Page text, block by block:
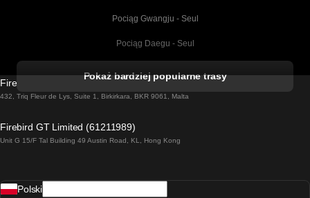
Pociąg Gwangju - Seul
Pociąg Daegu - Seul
Pociąg Dublin - Galway
Pociąg Rzym - Neapol
Pokaż bardziej popularne trasy
Firebird GT Limited (OC 1451)
432, Triq Fleur de Lys, Suite 1, Birkirkara, BKR 9061, Malta
Firebird GT Limited (61211989)
Unit G 15/F Tal Building 49 Austin Road, KL, Hong Kong
Polski